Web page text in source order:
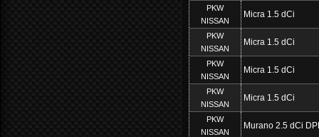
PKW
NISSAN
Micra 1.5 dCi
PKW
NISSAN
Micra 1.5 dCi
PKW
NISSAN
Micra 1.5 dCi
PKW
NISSAN
Micra 1.5 dCi
PKW
NISSAN
Murano 2.5 dCi